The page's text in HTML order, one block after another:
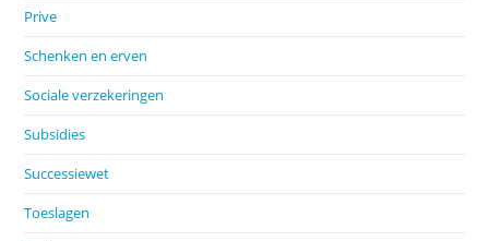
Prive
Schenken en erven
Sociale verzekeringen
Subsidies
Successiewet
Toeslagen